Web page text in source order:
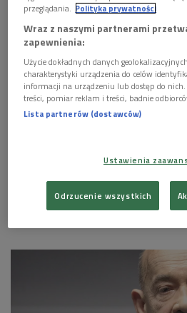
przeglądania. Polityka prywatności
Wraz z naszymi partnerami
zapewnienia:
Użycie dokładnych danych
charakterystyki urządzenia do celów
informacji na urządzeniu lub dostęp do
treści, pomiar reklam i treści, badnie
Lista partnerów (dostawców)
Ustawienia
Odrzucenie wszystkich